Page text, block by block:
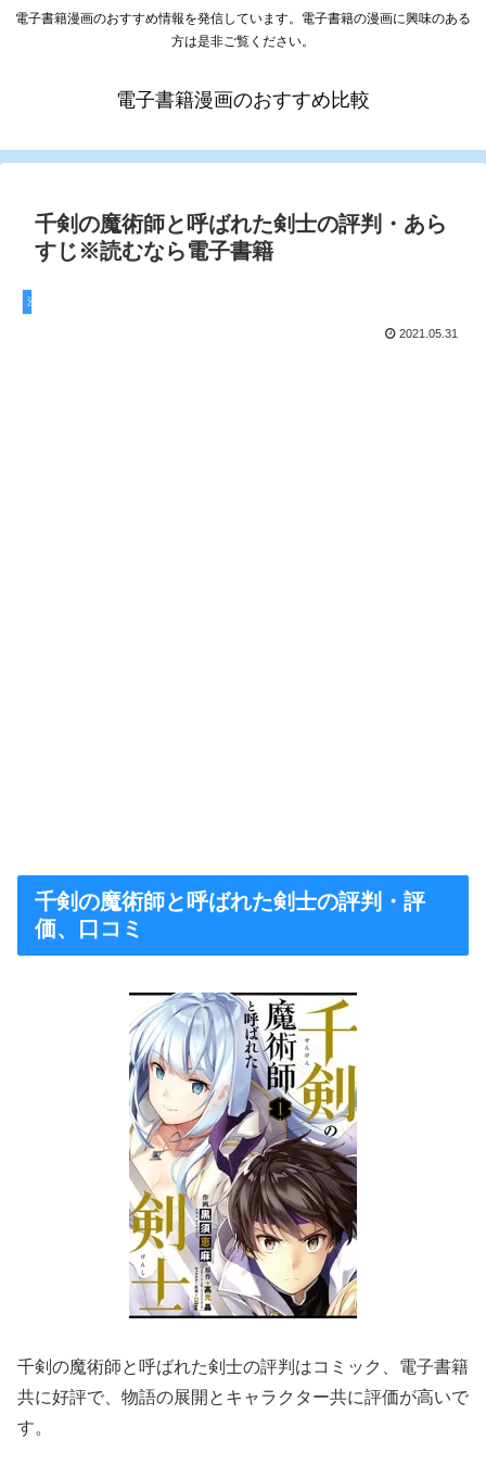
電子書籍漫画のおすすめ情報を発信しています。電子書籍の漫画に興味のある
方は是非ご覧ください。
電子書籍漫画のおすすめ比較
千剣の魔術師と呼ばれた剣士の評判・あら
すじ※読むなら電子書籍
漫画
2021.05.31
千剣の魔術師と呼ばれた剣士の評判・評
価、口コミ
千剣の魔術師と呼ばれた剣士の評判はコミック、電子書籍
共に好評で、物語の展開とキャラクター共に評価が高いで
す。